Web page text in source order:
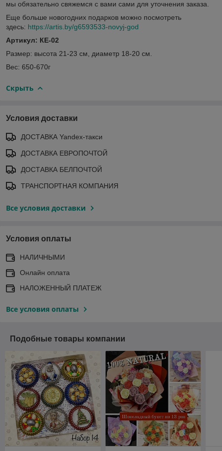
мы обязательно свяжемся с вами сами для уточнения заказа.
Еще больше новогодних подарков можно посмотреть
здесь: https://artis.by/g6593533-novyj-god
Артикул: КЕ-02
Размер: высота 21-23 см, диаметр 18-20 см.
Вес: 650-670г
Скрыть
Условия доставки
ДОСТАВКА Yandex-такси
ДОСТАВКА ЕВРОПОЧТОЙ
ДОСТАВКА БЕЛПОЧТОЙ
ТРАНСПОРТНАЯ КОМПАНИЯ
Все условия доставки
Условия оплаты
НАЛИЧНЫМИ
Онлайн оплата
НАЛОЖЕННЫЙ ПЛАТЕЖ
Все условия оплаты
Подобные товары компании